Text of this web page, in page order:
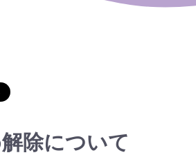
除について